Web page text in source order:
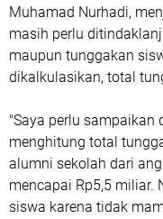
Muhamad Nurhadi,
masih perlu
maupun tunggakan
dikalkulasikan, total
‎"Saya perlu sampaikan
menghitung total
alumni sekolah dari
mencapai Rp5,5 miliar.
siswa karena tidak